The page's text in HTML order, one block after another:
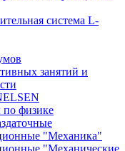
система L-
занятий и
по физике
"Механика"
"Механические